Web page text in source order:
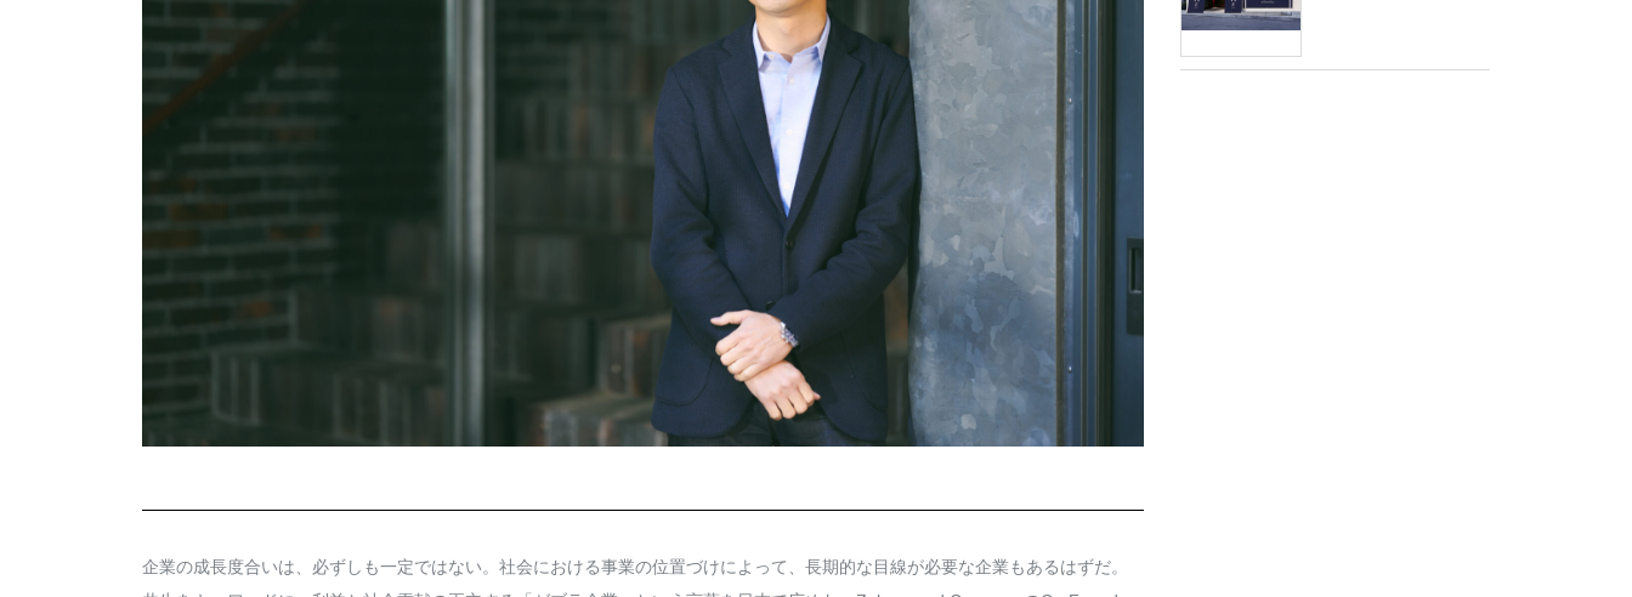
企業の成長度合いは、必ずしも一定ではない。社会における事業の位置づけによって、長期的な目線が必要な企業もあるはずだ。